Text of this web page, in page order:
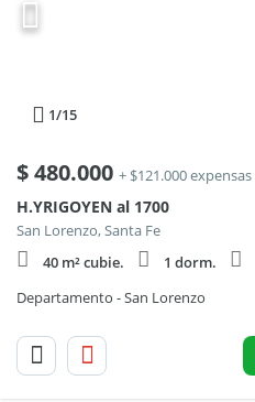
1/15
$480.000 + $121.000 expensas
H.YRIGOYEN al 1700
San Lorenzo, Santa Fe
40 m² cubie.
1 dorm.
Departamento - San Lorenzo